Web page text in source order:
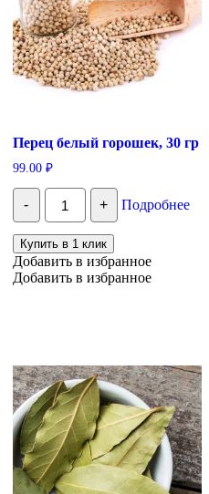
Перец белый горошек, 30 гр
99.00 ₽
-
Количество
Перец
белый
горошек,
30
гр
+ Подробнее
Купить в 1 клик
Добавить в избранное
Добавить в избранное